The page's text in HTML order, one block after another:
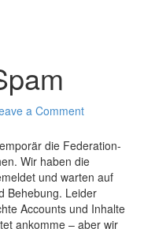
a Comment
die Federation-
Wir haben die
und warten auf
Behebung. Leider
Accounts und Inhalte
ankomme – aber wir